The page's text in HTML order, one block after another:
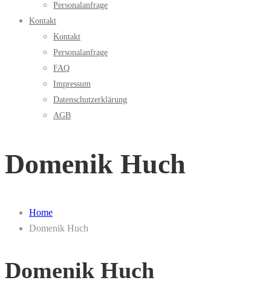
Personalanfrage
Kontakt
Kontakt
Personalanfrage
FAQ
Impressum
Datenschutzerklärung
AGB
Domenik Huch
Home
Domenik Huch
Domenik Huch